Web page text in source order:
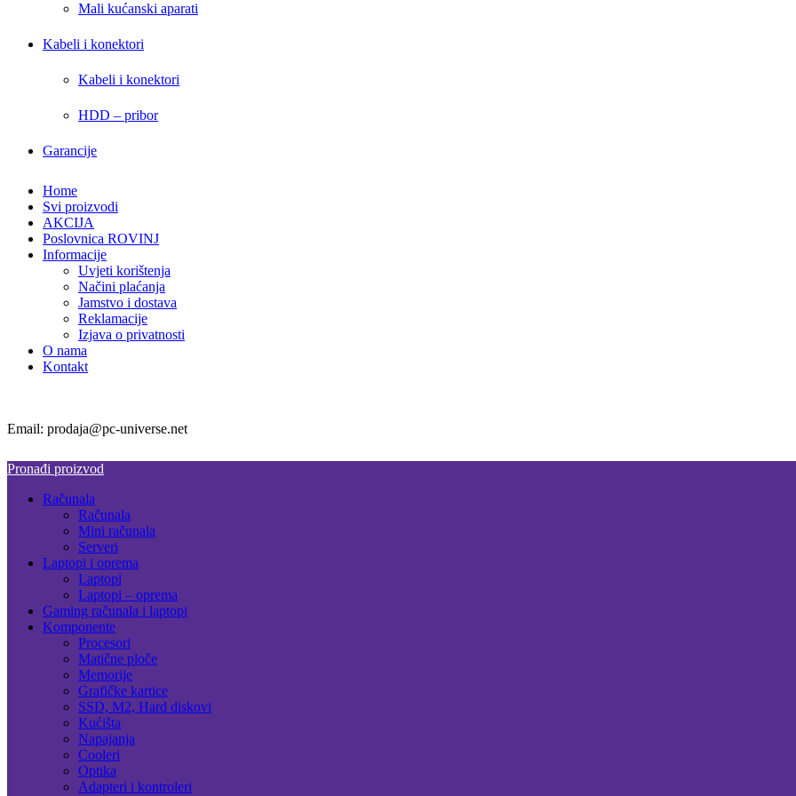
Mali kućanski aparati
Kabeli i konektori
Kabeli i konektori
HDD – pribor
Garancije
Home
Svi proizvodi
AKCIJA
Poslovnica ROVINJ
Informacije
Uvjeti korištenja
Načini plaćanja
Jamstvo i dostava
Reklamacije
Izjava o privatnosti
O nama
Kontakt
Email: prodaja@pc-universe.net
Pronađi proizvod
Računala
Računala
Mini računala
Serveri
Laptopi i oprema
Laptopi
Laptopi – oprema
Gaming računala i laptopi
Komponente
Procesori
Matične ploče
Memorije
Grafičke kartice
SSD, M2, Hard diskovi
Kućišta
Napajanja
Cooleri
Optika
Adapteri i kontroleri